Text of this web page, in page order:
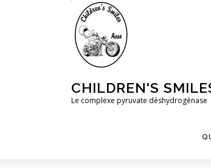
CHILDREN'S
Le complexe pyruvate déshydrogénase